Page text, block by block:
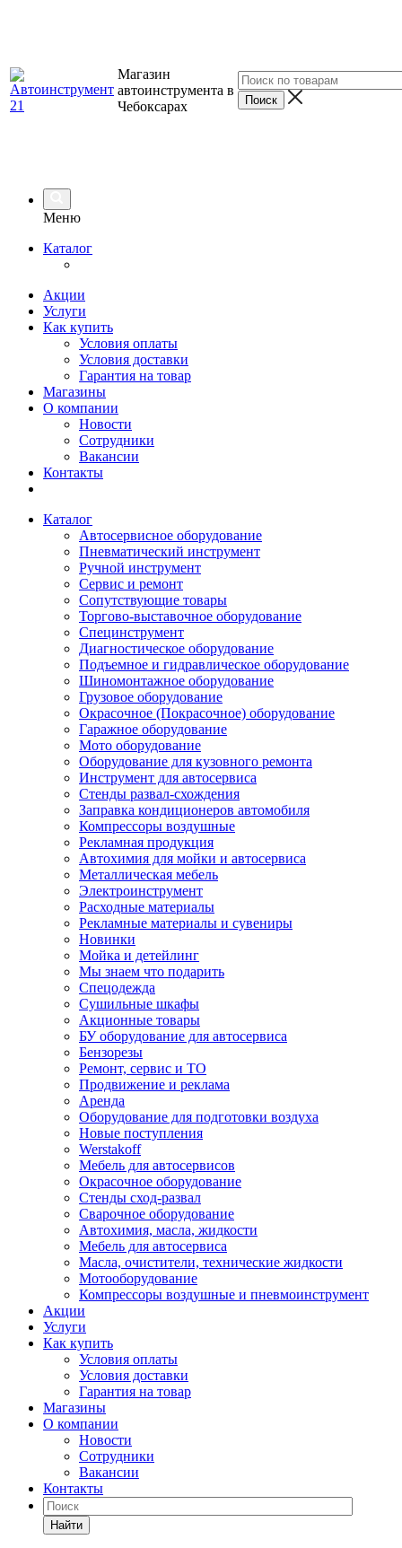
Магазин
автоинструмента в
Чебоксарах
Меню
Каталог
Акции
Услуги
Как купить
Условия оплаты
Условия доставки
Гарантия на товар
Магазины
О компании
Новости
Сотрудники
Вакансии
Контакты
Каталог
Автосервисное оборудование
Пневматический инструмент
Ручной инструмент
Сервис и ремонт
Сопутствующие товары
Торгово-выставочное оборудование
Специнструмент
Диагностическое оборудование
Подъемное и гидравлическое оборудование
Шиномонтажное оборудование
Грузовое оборудование
Окрасочное (Покрасочное) оборудование
Гаражное оборудование
Мото оборудование
Оборудование для кузовного ремонта
Инструмент для автосервиса
Стенды развал-схождения
Заправка кондиционеров автомобиля
Компрессоры воздушные
Рекламная продукция
Автохимия для мойки и автосервиса
Металлическая мебель
Электроинструмент
Расходные материалы
Рекламные материалы и сувениры
Новинки
Мойка и детейлинг
Мы знаем что подарить
Спецодежда
Сушильные шкафы
Акционные товары
БУ оборудование для автосервиса
Бензорезы
Ремонт, сервис и ТО
Продвижение и реклама
Аренда
Оборудование для подготовки воздуха
Новые поступления
Werstakoff
Мебель для автосервисов
Окрасочное оборудование
Стенды сход-развал
Сварочное оборудование
Автохимия, масла, жидкости
Мебель для автосервиса
Масла, очистители, технические жидкости
Мотооборудование
Компрессоры воздушные и пневмоинструмент
Акции
Услуги
Как купить
Условия оплаты
Условия доставки
Гарантия на товар
Магазины
О компании
Новости
Сотрудники
Вакансии
Контакты
Найти